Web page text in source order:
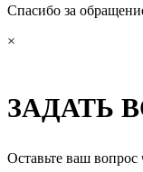
Спасибо за
×
ЗАДАТЬ
Оставьте ваш вопрос